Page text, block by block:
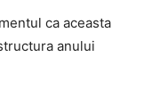
ca aceasta
anului